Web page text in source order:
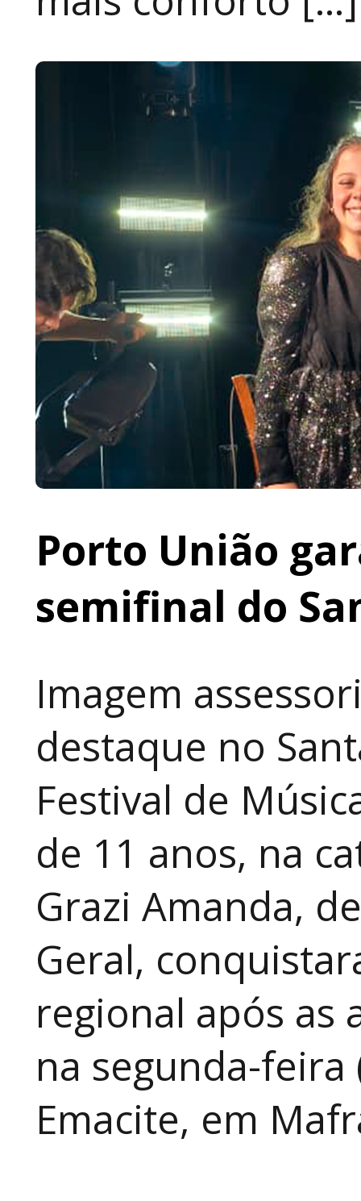
Porto União
semifinal do
Imagem
destaque no
Festival de
de 11 anos, na
Grazi Amanda,
Geral,
regional após as
na segunda-feira
Emacite, em